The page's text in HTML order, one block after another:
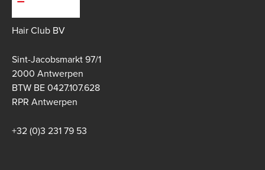
Hair Club BV
Sint-Jacobsmarkt 97/1
2000 Antwerpen
BTW BE 0427.107.628
RPR Antwerpen
+32 (0)3 231 79 53